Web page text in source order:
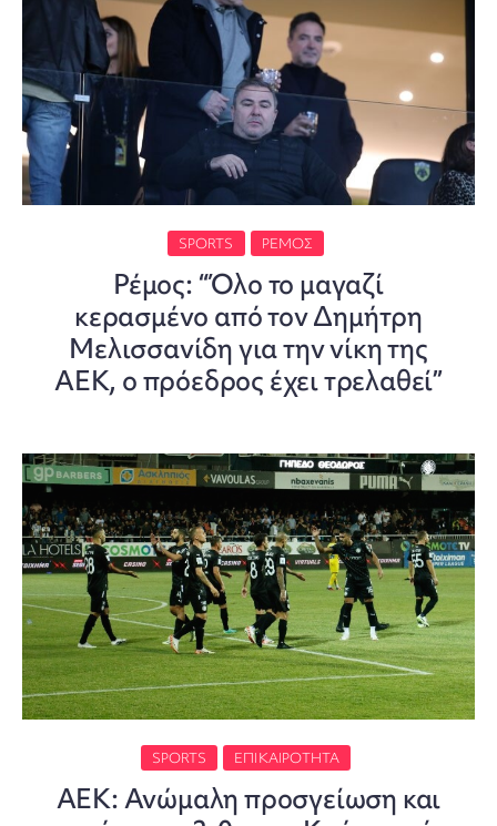
SPORTS ΡΈΜΟΣ
Ρέμος: “Όλο το μαγαζί
κερασμένο από τον Δημήτρη
Μελισσανίδη για την νίκη της
ΑΕΚ, ο πρόεδρος έχει τρελαθεί”
SPORTS ΕΠΙΚΑΙΡΌΤΗΤΑ
ΑΕΚ: Ανώμαλη προσγείωση και